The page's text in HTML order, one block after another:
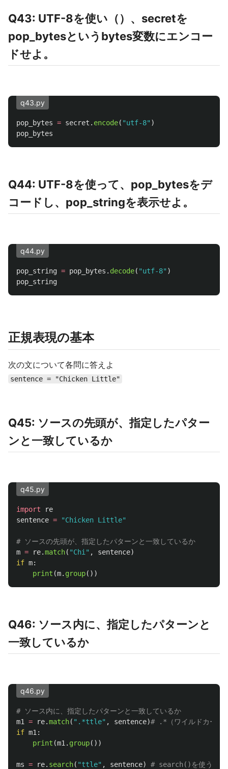
Q43: UTF-8を使い（）、secretを
pop_bytesというbytes変数にエンコー
ドせよ。
q43.py
pop_bytes = secret . encode( "utf-8" )
pop_bytes
Q44: UTF-8を使って、pop_bytesをデ
コードし、pop_stringを表示せよ。
q44.py
pop_string = pop_bytes . decode( "utf-8" )
pop_string
正規表現の基本
次の文について各問に答えよ
sentence = "Chicken Little"
Q45: ソースの先頭が、指定したパター
ンと一致しているか
q45.py
import
re
sentence = "Chicken Little"
m = re.match( "Chi " , sentence)
if m:
print (m. group())
Q46: ソース内に、指定したパターンと
一致しているか
q46.py
m1
= re.match( " .*ttle" , sentence)
if m1 :
print (m1 . group())
ms = re. search( "ttle" , sentence)